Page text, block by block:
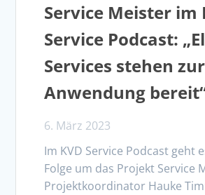
Service Meister im
Service Podcast:
Services stehen zur
Anwendung
6. März 2023
Im KVD Service Podcast geht
Folge um das Projekt Service
Projektkoordinator Hauke